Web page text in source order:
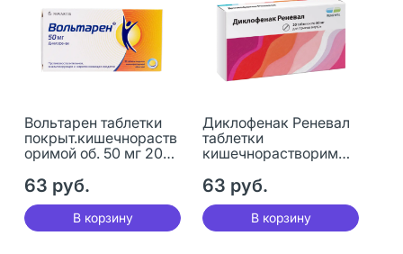
Вольтарен таблетки
покрыт.кишечнораств
оримой об. 50 мг 20
63 руб.
В корзину
Диклофенак Реневал
таблетки
кишечнорастворимые
20 шт
63 руб.
В корзину